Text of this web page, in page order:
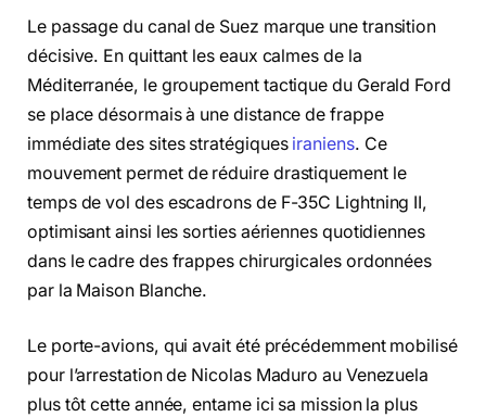
Le passage du canal de Suez marque une transition
décisive. En quittant les eaux calmes de la
Méditerranée, le groupement tactique du Gerald Ford
se place désormais à une distance de frappe
immédiate des sites stratégiques iraniens. Ce
mouvement permet de réduire drastiquement le
temps de vol des escadrons de F-35C Lightning II,
optimisant ainsi les sorties aériennes quotidiennes
dans le cadre des frappes chirurgicales ordonnées
par la Maison Blanche.
Le porte-avions, qui avait été précédemment mobilisé
pour l’arrestation de Nicolas Maduro au Venezuela
plus tôt cette année, entame ici sa mission la plus